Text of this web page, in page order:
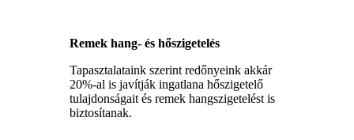
Remek hang- és hőszigetelés
Tapasztalataink szerint redőnyeink akkár
20%-al is javítják ingatlana hőszigetelő
tulajdonságait és remek hangszigetelést is
biztosítanak.